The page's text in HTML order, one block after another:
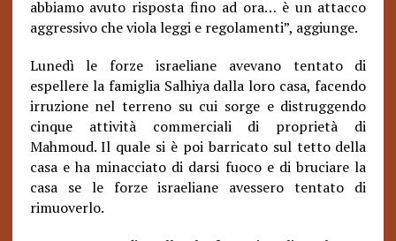
abbiamo avuto risposta fino ad ora… è un attacco
aggressivo che viola leggi e regolamenti”, aggiunge.
Lunedì le forze israeliane avevano tentato di
espellere la famiglia Salhiya dalla loro casa, facendo
irruzione nel terreno su cui sorge e distruggendo
cinque attività commerciali di proprietà di
Mahmoud. Il quale si è poi barricato sul tetto della
casa e ha minacciato di darsi fuoco e di bruciare la
casa se le forze israeliane avessero tentato di
rimuoverlo.